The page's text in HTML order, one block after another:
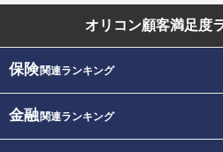
オリコン顧客満足度
保険関連ランキング
金融関連ランキング